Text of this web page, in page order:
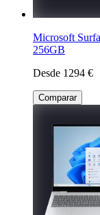
Microsoft
256GB
Desde 1294 €
Comparar